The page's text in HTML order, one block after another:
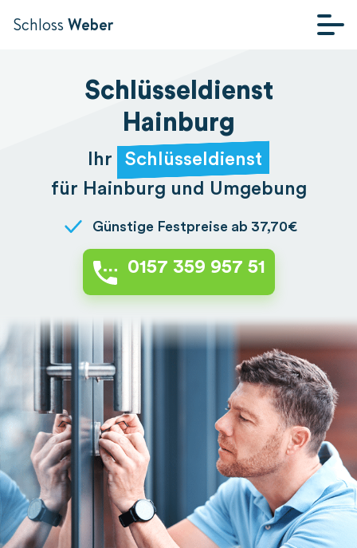
Schloss Weber
WEBER
Schlüsseldienst
Hainburg
Ihr
Schlüsseldienst
für Hainburg und Umgebung
Günstige Festpreise ab 37,70€
0157 359 957 51